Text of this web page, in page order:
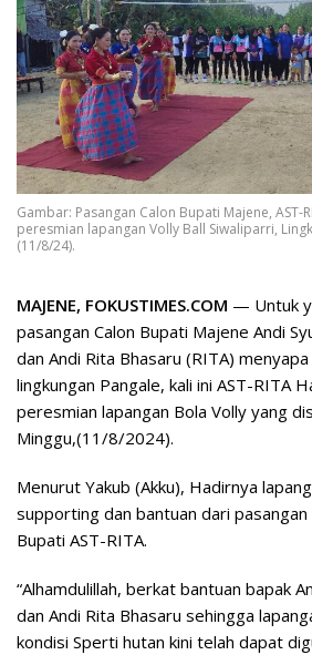
Gambar: Pasangan Calon Bupati Majene,
peresmian lapangan Volly Ball Siwaliparri,
(11/8/24).
MAJENE, FOKUSTIMES.COM — Untuk
pasangan Calon Bupati Majene Andi
dan Andi Rita Bhasaru (RITA)
lingkungan Pangale, kali ini AST-RITA
peresmian lapangan Bola Volly yang
Minggu,(11/8/2024).
Menurut Yakub (Akku), Hadirnya
supporting dan bantuan dari pasangan
Bupati AST-RITA.
“Alhamdulillah, berkat bantuan bapak
dan Andi Rita Bhasaru sehingga
kondisi Sperti hutan kini telah dapat